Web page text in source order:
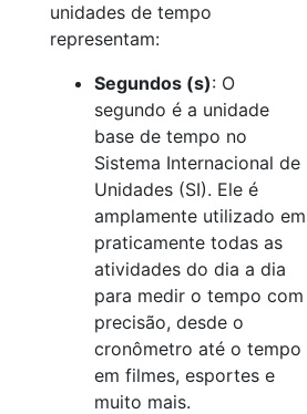
unidades de tempo
representam:
Segundos (s): O
segundo é a unidade
base de tempo no
Sistema Internacional de
Unidades (SI). Ele é
amplamente utilizado em
praticamente todas as
atividades do dia a dia
para medir o tempo com
precisão, desde o
cronômetro até o tempo
em filmes, esportes e
muito mais.